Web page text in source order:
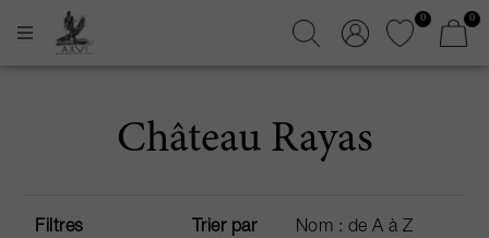
0 0
Château Rayas
Filtres Trier par